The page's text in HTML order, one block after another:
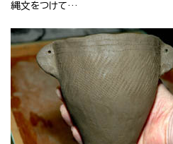
縄文をつけて…